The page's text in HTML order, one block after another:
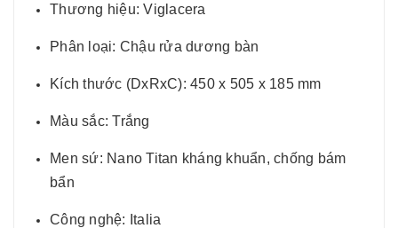
Thương hiệu: Viglacera
Phân loại: Chậu rửa dương bàn
Kích thước (DxRxC): 450 x 505 x 185 mm
Màu sắc: Trắng
Men sứ: Nano Titan kháng khuẩn, chống bám
bẩn
Công nghệ: Italia